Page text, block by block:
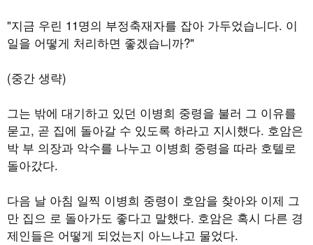
"지금 우린 11명의 부정축재자를 잡아 가두었습니다. 이
일을 어떻게 처리하면 좋겠습니까?"
(중간 생략)
그는 밖에 대기하고 있던 이병희 중령을 불러 그 이유를
묻고, 곧 집에 돌아갈 수 있도록 하라고 지시했다. 호암은
박 부 의장과 악수를 나누고 이병희 중령을 따라 호텔로
돌아갔다.
다음 날 아침 일찍 이병희 중령이 호암을 찾아와 이제 그
만 집으 로 돌아가도 좋다고 말했다. 호암은 혹시 다른 경
제인들은 어떻게 되었는지 아느냐고 물었다.